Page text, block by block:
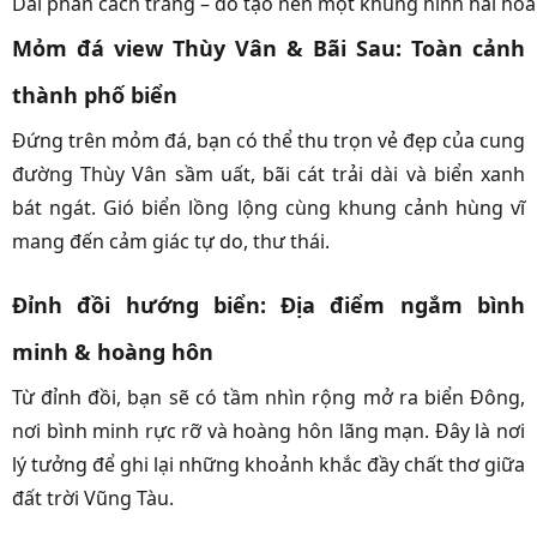
Mỏm đá view Thùy Vân & Bãi Sau: Toàn cảnh
thành phố biển
Đứng trên mỏm đá, bạn có thể thu trọn vẻ đẹp của cung
đường Thùy Vân sầm uất, bãi cát trải dài và biển xanh
bát ngát. Gió biển lồng lộng cùng khung cảnh hùng vĩ
mang đến cảm giác tự do, thư thái.
Đỉnh đồi hướng biển: Địa điểm ngắm bình
minh & hoàng hôn
Từ đỉnh đồi, bạn sẽ có tầm nhìn rộng mở ra biển Đông,
nơi bình minh rực rỡ và hoàng hôn lãng mạn. Đây là nơi
lý tưởng để ghi lại những khoảnh khắc đầy chất thơ giữa
đất trời Vũng Tàu.